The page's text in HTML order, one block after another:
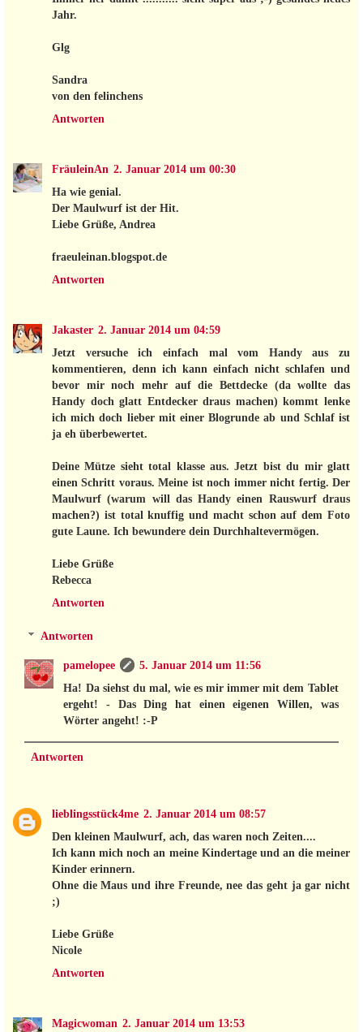
Jahr.
Glg
Sandra
von den felinchens
Antworten
FräuleinAn 2. Januar 2014 um 00:30
Ha wie genial.
Der Maulwurf ist der Hit.
Liebe Grüße, Andrea
fraeuleinan.blogspot.de
Antworten
Jakaster 2. Januar 2014 um 04:59
Jetzt versuche ich einfach mal vom Handy aus zu
kommentieren, denn ich kann einfach nicht schlafen und
bevor mir noch mehr auf die Bettdecke (da wollte das
Handy doch glatt Entdecker draus machen) kommt lenke
ich mich doch lieber mit einer Blogrunde ab und Schlaf ist
ja eh überbewertet.
Deine Mütze sieht total klasse aus. Jetzt bist du mir glatt
einen Schritt voraus. Meine ist noch immer nicht fertig. Der
Maulwurf (warum will das Handy einen Rauswurf draus
machen?) ist total knuffig und macht schon auf dem Foto
gute Laune. Ich bewundere dein Durchhaltevermögen.
Liebe Grüße
Rebecca
Antworten
Antworten
pamelopee
5. Januar 2014 um 11:56
Ha! Da siehst du mal, wie es mir immer mit dem Tablet
ergeht! - Das Ding hat einen eigenen Willen, was
Wörter angeht! :-P
Antworten
lieblingsstück4me 2. Januar 2014 um 08:57
Den kleinen Maulwurf, ach, das waren noch Zeiten....
Ich kann mich noch an meine Kindertage und an die meiner
Kinder erinnern.
Ohne die Maus und ihre Freunde, nee das geht ja gar nicht
;)
Liebe Grüße
Nicole
Antworten
Magicwoman 2. Januar 2014 um 13:53